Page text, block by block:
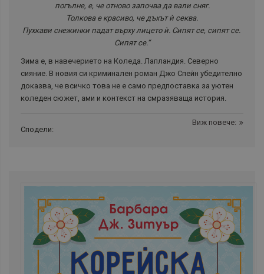
погълне, е, че отново започва да вали сняг.
Толкова е красиво, че дъхът ѝ секва.
Пухкави снежинки падат върху лицето ѝ. Сипят се, сипят се.
Сипят се.“
Зима е, в навечерието на Коледа. Лапландия. Северно
сияние. В новия си криминален роман Джо Спейн убедително
доказва, че всичко това не е само предпоставка за уютен
коледен сюжет, ами и контекст на смразяваща история.
Виж повече:
Сподели: